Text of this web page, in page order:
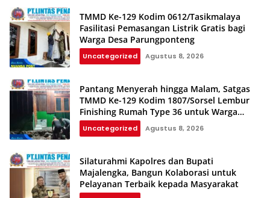
TMMD Ke-129 Kodim 0612/Tasikmalaya
Fasilitasi Pemasangan Listrik Gratis bagi
Warga Desa Parungponteng
Uncategorized Agustus 8, 2026
Pantang Menyerah hingga Malam, Satgas
TMMD Ke-129 Kodim 1807/Sorsel Lembur
Finishing Rumah Type 36 untuk Warga
Kampung Sesor
Uncategorized Agustus 8, 2026
Silaturahmi Kapolres dan Bupati
Majalengka, Bangun Kolaborasi untuk
Pelayanan Terbaik kepada Masyarakat